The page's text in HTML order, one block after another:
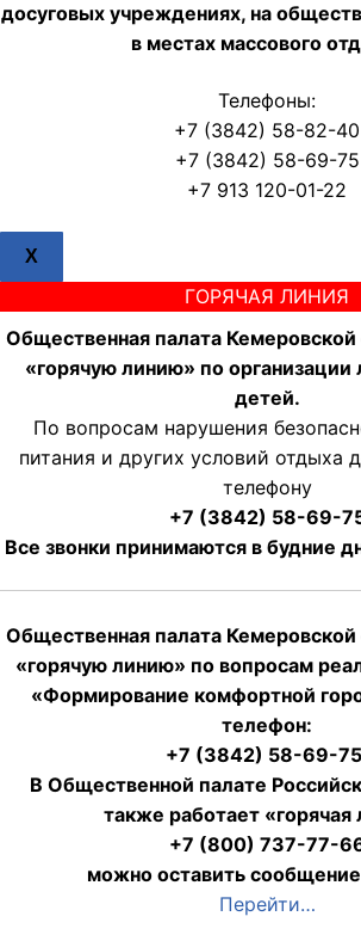
досуговых учреждениях, на
в местах массового
Телефоны:
+7 (3842) 58-82-40
+7 (3842) 58-69-75
+7 913 120-01-22
X
ГОРЯЧАЯ ЛИНИЯ
Общественная палата
«горячую линию» по организации
детей.
По вопросам нарушения
питания и других условий отдыха
телефону
+7 (3842) 58-69-
Все звонки принимаются в будние
Общественная палата
«горячую линию» по вопросам
«Формирование комфортной
телефон:
+7 (3842) 58-69-
В Общественной палате
также работает «горячая
+7 (800) 737-77-
можно оставить сообщение
Перейти…